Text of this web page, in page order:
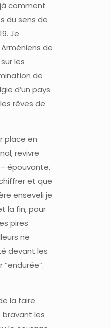
comment
du sens de
Je
de
les
de
d’un pays
rêves de
place en
revivre
épouvante,
et que
enseveli je
la fin, pour
pires
ne
devant les
la faire
bravant les